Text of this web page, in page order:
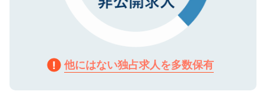
他にはない独占求人を多数保有